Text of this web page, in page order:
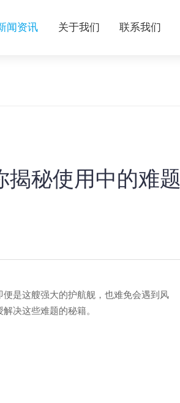
闻资讯 关于我们 联系我们
揭秘使用中的难题
是这艘强大的护航舰，也难免会遇到风
决这些难题的秘籍。